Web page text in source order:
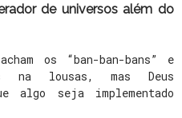
de universos além do
os “ban-ban-bans” e
na lousas, mas Deus
algo seja implementado